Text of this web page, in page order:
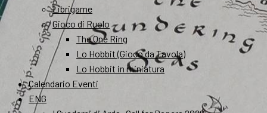
Librigame
Gioco di Ruolo
The One Ring
Lo Hobbit (Gioco da Tavola)
Lo Hobbit in miniatura
Calendario Eventi
ENG